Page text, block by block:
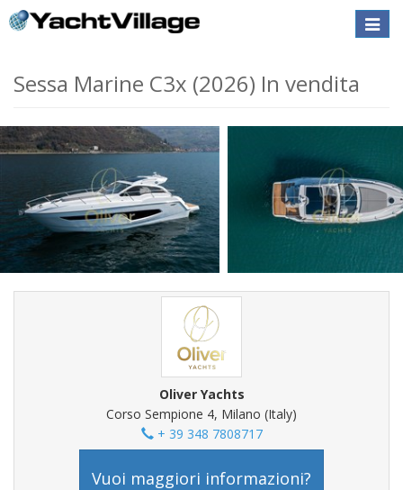
Toggle
Sessa Marine C3x (2026) In vendita
Oliver Yachts
Corso Sempione 4, Milano (Italy)
+ 39 348 7808717
Vuoi maggiori informazioni?